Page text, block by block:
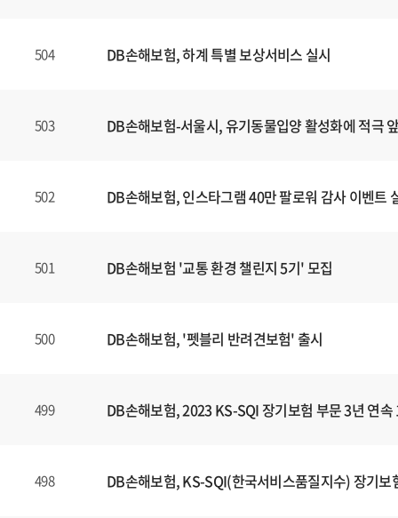
504 DB손해보험, 하계 특별 보상서비스 실시
503 DB손해보험-서울시, 유기동물입양 활성화에 적극
502 DB손해보험, 인스타그램 40만 팔로워 감사 이벤트
501 DB손해보험 '교통 환경 챌린지 5기' 모집
500 DB손해보험, '펫블리 반려견보험' 출시
499 DB손해보험, 2023 KS-SQI 장기보험 부문 3년 연속
498 DB손해보험, KS-SQI(한국서비스품질지수) 장기보